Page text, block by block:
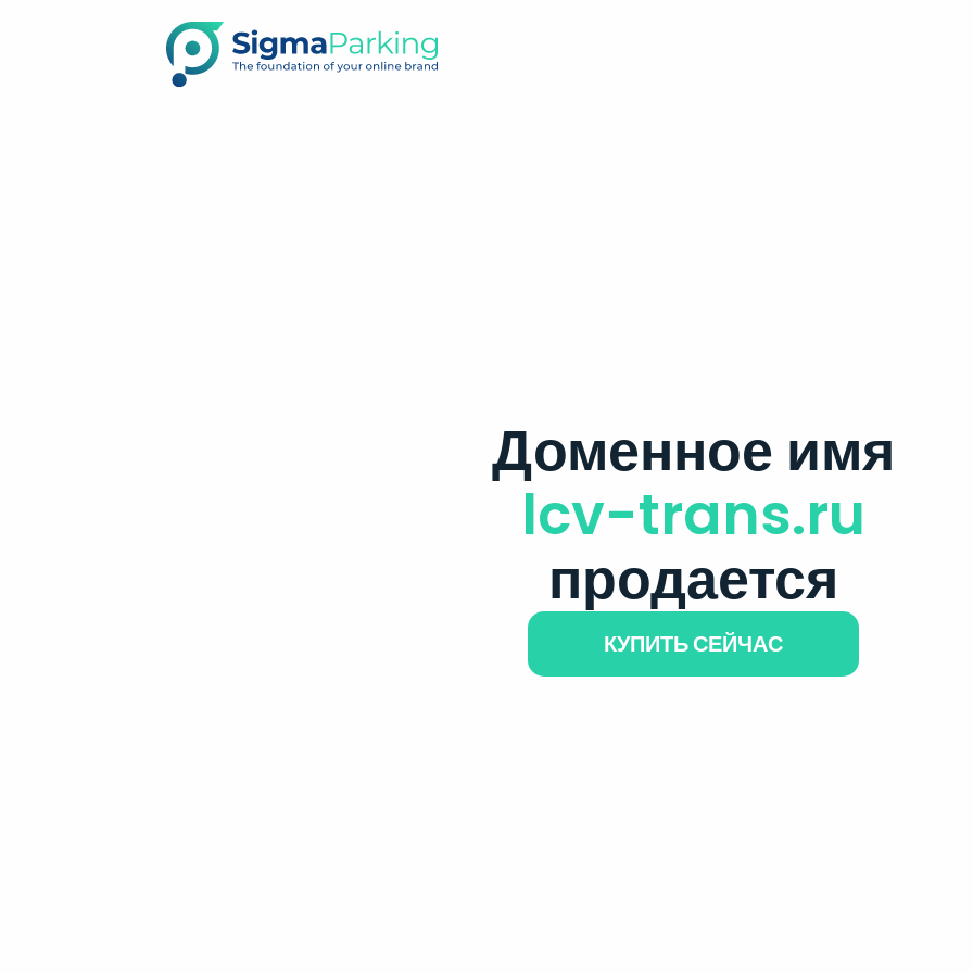
Доменное имя
lcv-trans.ru
продается
КУПИТЬ СЕЙЧАС